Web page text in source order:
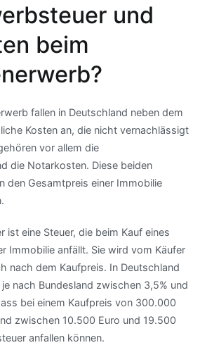
und
beim
fallen in Deutschland neben dem
Kosten an, die nicht vernachlässigt
vor allem die
die Notarkosten. Diese beiden
den Gesamtpreis einer Immobilie
ist eine Steuer, die beim Kauf eines
Immobilie anfällt. Sie wird vom Käufer
nach dem Kaufpreis. In Deutschland
nach Bundesland zwischen 3,5% und
bei einem Kaufpreis von 300.000
zwischen 10.500 Euro und 19.500
anfallen können.